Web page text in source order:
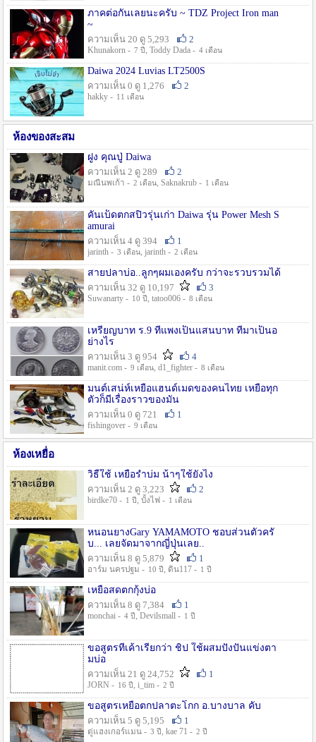
ภาคต่อกันเลยนะครับ ~ TDZ Project Iron man
~
ความเห็น 20 ดู 5,293
2
Khunakorn - 7 ปี , Toddy Dada - 4 เดือน
Daiwa 2024 Luvias LT2500S
ความเห็น 0 ดู 1,276
2
hakky - 11 เดือน
ห้องของสะสม
ฝูง คุณปู่ Daiwa
ความเห็น 2 ดู 289
2
มณีนพเก้า - 2 เดือน, Saknakrub - 1 เดือน
คันเบ็ดตกสปิ๋วรุ่นเก่า Daiwa รุ่น Power Mesh S
amurai
ความเห็น 4 ดู 394
1
jarinth - 3 เดือน, jarinth - 2 เดือน
สายปลาบ่อ..ลูกๆผมเองครับ กว่าจะรวบรวมได้
ความเห็น 32 ดู 10,197
3
Suwanarty - 10 ปี , tatoo006 - 8 เดือน
เหรียญบาท ร.9 ที่แพงเป็นแสนบาท ที่มาเป็นอ
ย่างไร
ความเห็น 3 ดู 954
4
manit.com - 9 เดือน, d1_fighter - 8 เดือน
มนต์เสน่ห์เหยื่อแฮนด์เมดของคนไทย เหยื่อทุก
ตัวก็มีเรื่องราวของมัน
ความเห็น 0 ดู 721
1
fishingover - 9 เดือน
ห้องเหยื่อ
วิธืใช้ เหยื่อรำบ่ม น้าๆใช้ยังไง
ความเห็น 2 ดู 3,223
2
birdke70 - 1 ปี , บั้งไฟ - 1 เดือน
หนอนยางGary YAMAMOTO ชอบส่วนตัวครั
บ... เลยจัดมาจากญี่ปุ่นเลย..
ความเห็น 8 ดู 5,879
1
อาร์ม นครปฐม - 10 ปี , ดิน117 - 1 ปี
เหยื่อสดตกกุ้งบ่อ
ความเห็น 8 ดู 7,384
1
monchai - 4 ปี , Devilsmall - 1 ปี
ขอสูตรที่เค้าเรียกว่า ชิป ใช้ผสมปังปั่นแข่งตา
มบ่อ
ความเห็น 21 ดู 24,752
1
JORN - 16 ปี , i_tim - 2 ปี
ขอสูตรเหยื่อตกปลาตะโกก อ.บางบาล คับ
ความเห็น 5 ดู 5,195
1
ตู่แฮงเกอร์แมน - 3 ปี , kae 71 - 2 ปี